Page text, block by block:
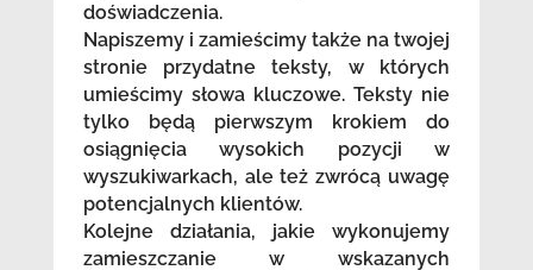
doświadczenia.
Napiszemy i zamieścimy także na twojej
stronie przydatne teksty, w których
umieścimy słowa kluczowe. Teksty nie
tylko będą pierwszym krokiem do
osiągnięcia wysokich pozycji w
wyszukiwarkach, ale też zwrócą uwagę
potencjalnych klientów.
Kolejne działania, jakie wykonujemy
zamieszczanie w wskazanych